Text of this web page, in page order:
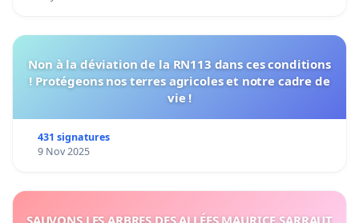
Non à la déviation de la RN113 dans ces conditions
! Protégeons nos terres agricoles et notre cadre de
vie !
431 signatures
9 Nov 2025